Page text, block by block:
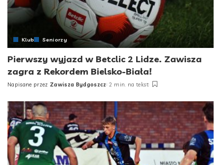
Klub Seniorzy
Pierwszy wyjazd w Betclic 2 Lidze. Zawisza
zagra z Rekordem Bielsko-Biała!
Posted
Napisane przez Zawisza Bydgoszcz 2 min. na tekst